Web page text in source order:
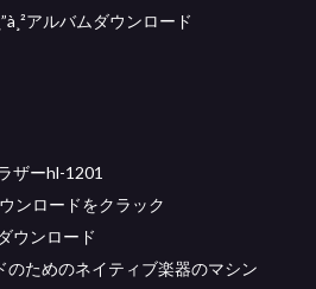
アルバムダウンロード
ザーhl-1201
ンロードをクラック
ウンロード
ためのネイティブ楽器のマシン